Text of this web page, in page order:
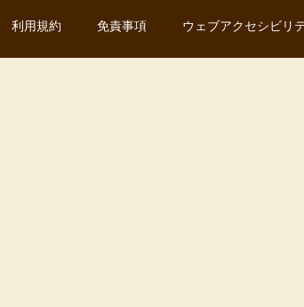
利用規約 免責事項 ウェブアクセシビリ